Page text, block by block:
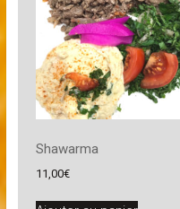
Shawarma
11,00€